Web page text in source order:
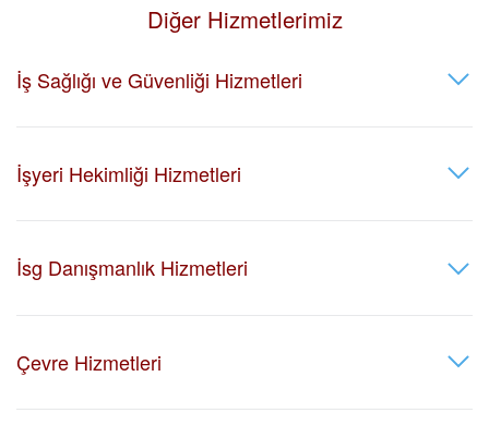
Diğer Hizmetlerimiz
İş Sağlığı ve Güvenliği Hizmetleri
İşyeri Hekimliği Hizmetleri
İsg Danışmanlık Hizmetleri
Çevre Hizmetleri